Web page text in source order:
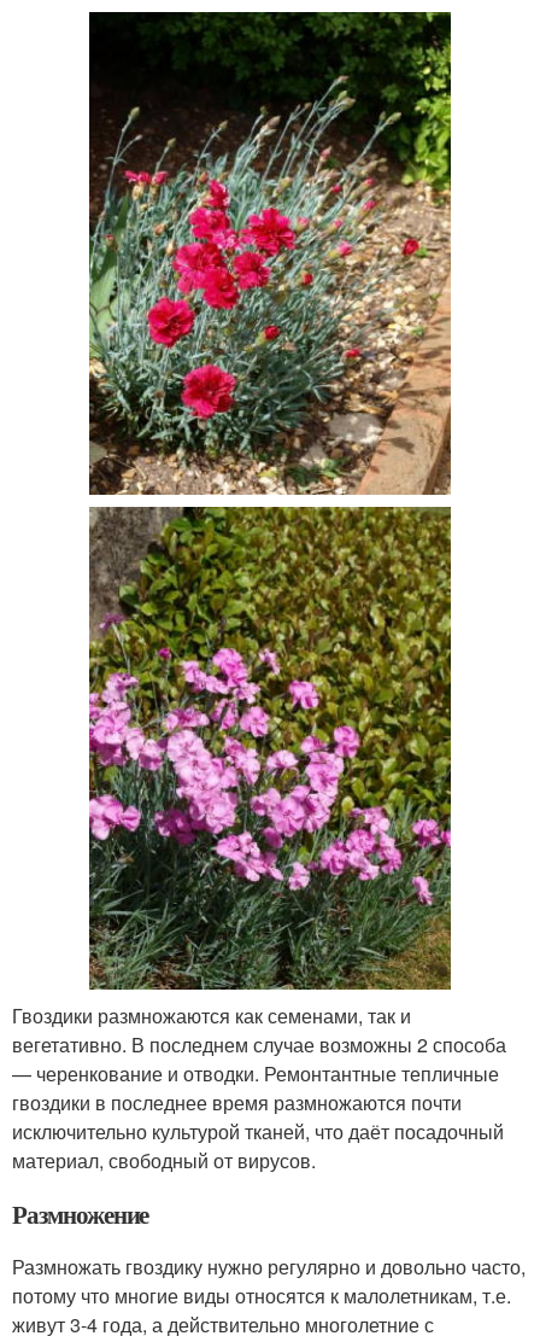
Гвоздики размножаются как семенами, так и
вегетативно. В последнем случае возможны 2 способа
— черенкование и отводки. Ремонтантные тепличные
гвоздики в последнее время размножаются почти
исключительно культурой тканей, что даёт посадочный
материал, свободный от вирусов.
Размножение
Размножать гвоздику нужно регулярно и довольно часто,
потому что многие виды относятся к малолетникам, т.е.
живут 3-4 года, а действительно многолетние с